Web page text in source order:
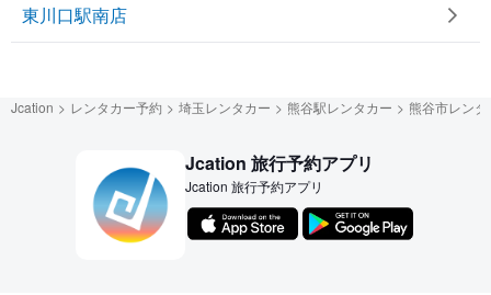
東川口駅南店
Jcation レンタカー予約 埼玉レンタカー 熊谷駅レンタカー 熊谷市レンタ
Jcation 旅行予約アプリ
Jcation 旅行予約アプリ